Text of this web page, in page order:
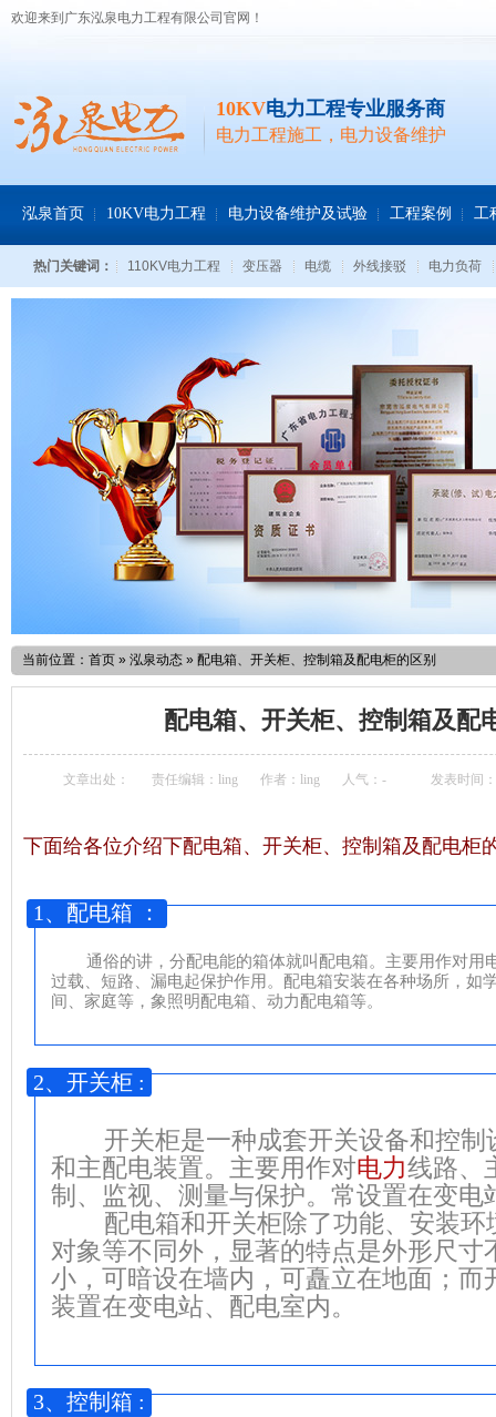
欢迎来到广东泓泉电力工程有限公司官网！
10KV电力工程专业服务商
电力工程施工，电力设备维护
泓泉首页 10KV电力工程 电力设备维护及试验 工程案例 工
热门关键词： 110KV电力工程 变压器 电缆 外线接驳 电力负荷
当前位置： 首页 » 泓泉动态 » 配电箱、开关柜、控制箱及配电柜的区别
配电箱、开关柜、控制箱及配
文章出处： 责任编辑：ling 作者：ling 人气： - 发表时间
下面给各位介绍下配电箱、开关柜、控制箱及配电柜
1 、 配电箱 ：
通俗的讲，分配电能的箱体就叫配电箱。主要用作对用
过载、短路、漏电起保护作用。配电箱安装在各种场所，如
间、家庭等，象照明配电箱、动力配电箱等。
2、开关柜 :
开关柜是一种成套开关设备和控
和主配电装置。主要用作对电力线路、
配电箱和开关柜除了功能、安装
对象等不同外，显著的特点是外形尺寸
小，可暗设在墙内，可矗立在地面；而
装置在变电站、配电室内。
3、控制箱 :